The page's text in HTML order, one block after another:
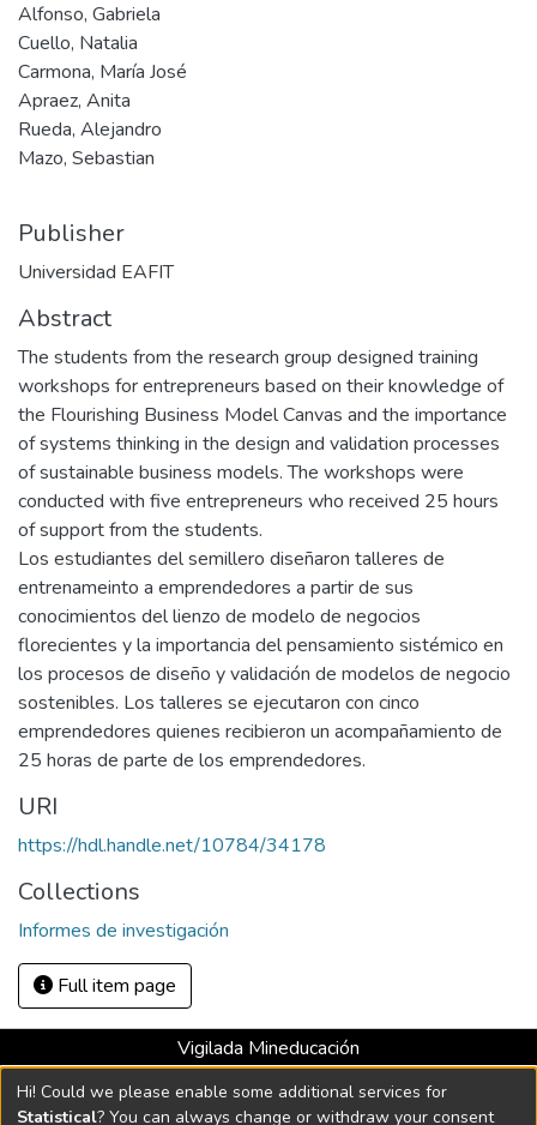
Alfonso, Gabriela
Cuello, Natalia
Carmona, María José
Apraez, Anita
Rueda, Alejandro
Mazo, Sebastian
Publisher
Universidad EAFIT
Abstract
The students from the research group designed training
workshops for entrepreneurs based on their knowledge of
the Flourishing Business Model Canvas and the importance
of systems thinking in the design and validation processes
of sustainable business models. The workshops were
conducted with five entrepreneurs who received 25 hours
of support from the students.
Los estudiantes del semillero diseñaron talleres de
entrenameinto a emprendedores a partir de sus
conocimientos del lienzo de modelo de negocios
florecientes y la importancia del pensamiento sistémico en
los procesos de diseño y validación de modelos de negocio
sostenibles. Los talleres se ejecutaron con cinco
emprendedores quienes recibieron un acompañamiento de
25 horas de parte de los emprendedores.
URI
https://hdl.handle.net/10784/34178
Collections
Informes de investigación
Full item page
Vigilada Mineducación
Universidad con Acreditación Institucional hasta 2026 -
Resolución MEN 2158 de 2018
Hi! Could we please enable some additional services for
Statistical? You can always change or withdraw your consent